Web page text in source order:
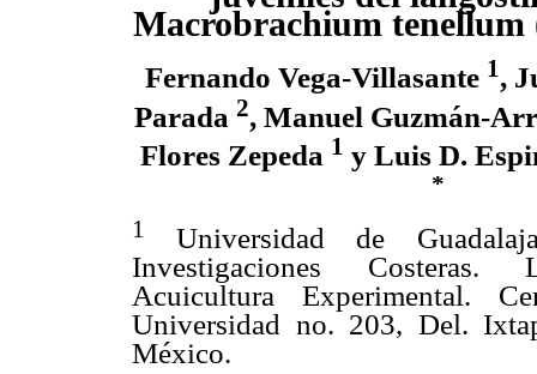
Macrobrachium tenellum
Fernando Vega-Villasante 1,
Parada 2, Manuel Guzmán-
Flores Zepeda 1 y Luis D.
*
1
Universidad de
Investigaciones Costeras.
Acuicultura Experimental.
Universidad no. 203, Del.
México.